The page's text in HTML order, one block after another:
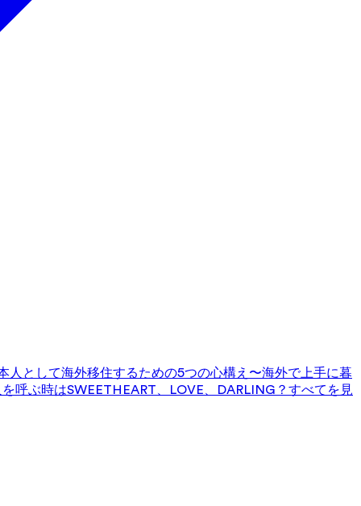
人として海外移住するための5つの心構え〜海外で上手に暮
呼ぶ時はSWEETHEART、LOVE、DARLING？ すべてを見